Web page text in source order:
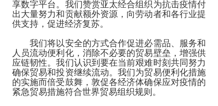
享数字平台。我们赞赏亚太经合组织为抗击疫情付
出大量努力和贡献额外资源，向劳动者和各行业提
供支持，促进经济复苏。
我们将以安全的方式合作促进必需品、服务和
人员流动便利化，消除不必要的贸易壁垒，增强供
应链韧性。我们认识到要在当前艰难时刻共同努力
确保贸易和投资继续流动。我们为贸易便利化措施
的实施而倍受鼓舞，敦促各经济体确保应对疫情的
紧急贸易措施符合世界贸易组织规则。